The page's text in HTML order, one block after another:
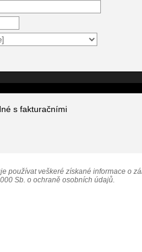
s fakturačními
používat veškeré získané informace o
Sb. o ochraně osobních údajů.